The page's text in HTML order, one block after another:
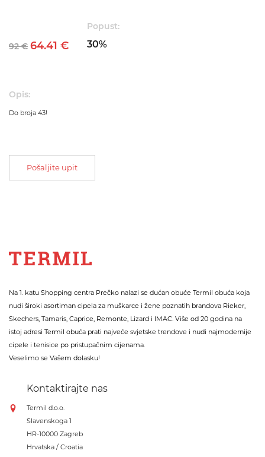
92 € 64.41 €
Popust:
30%
Opis:
Do broja 43!
Pošaljite upit
Na 1. katu Shopping centra Prečko nalazi se dućan obuće Termil obuća koja
nudi široki asortiman cipela za muškarce i žene poznatih brandova Rieker,
Skechers, Tamaris, Caprice, Remonte, Lizard i IMAC. Više od 20 godina na
istoj adresi Termil obuća prati najveće svjetske trendove i nudi najmodernije
cipele i tenisice po pristupačnim cijenama.
Veselimo se Vašem dolasku!
Kontaktirajte nas
Termil d.o.o.
Slavenskoga 1
HR-10000 Zagreb
Hrvatska / Croatia